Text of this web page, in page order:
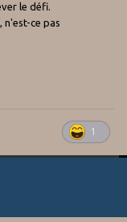
le défi.
n'est-ce pas
1